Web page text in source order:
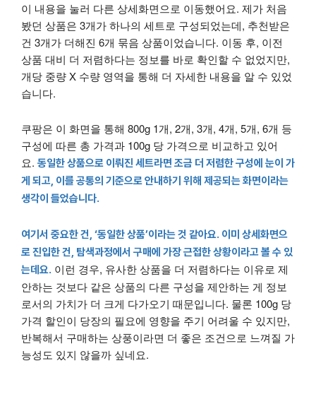
이 내용을 눌러 다른 상세화면으로 이동했어요. 제가 처음
봤던 상품은 3개가 하나의 세트로 구성되었는데, 추천받은
건 3개가 더해진 6개 묶음 상품이었습니다. 이동 후, 이전
상품 대비 더 저렴하다는 정보를 바로 확인할 수 없었지만,
개당 중량 X 수량 영역을 통해 더 자세한 내용을 알 수 있었
습니다.
쿠팡은 이 화면을 통해 800g 1개, 2개, 3개, 4개, 5개, 6개 등
구성에 따른 총 가격과 100g 당 가격으로 비교하고 있어
요. 동일한 상품으로 이뤄진 세트라면 조금 더 저렴한 구성에 눈이 가
게 되고, 이를 공통의 기준으로 안내하기 위해 제공되는 화면이라는
생각이 들었습니다.
여기서 중요한 건, ‘동일한 상품’이라는 것 같아요. 이미 상세화면으
로 진입한 건, 탐색과정에서 구매에 가장 근접한 상황이라고 볼 수 있
는데요. 이런 경우, 유사한 상품을 더 저렴하다는 이유로 제
안하는 것보다 같은 상품의 다른 구성을 제안하는 게 정보
로서의 가치가 더 크게 다가오기 때문입니다. 물론 100g 당
가격 할인이 당장의 필요에 영향을 주기 어려울 수 있지만,
반복해서 구매하는 상풍이라면 더 좋은 조건으로 느껴질 가
능성도 있지 않을까 싶네요.